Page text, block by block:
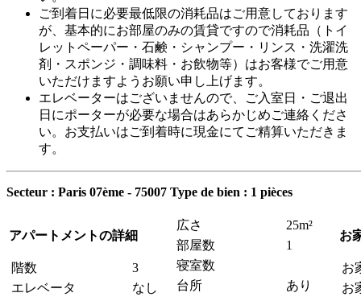
ご到着日に必要最低限の消耗品はご用意しております
が、基本的にお部屋のみの賃貸ですので消耗品（トイ
レットペーパー・石鹸・シャンプー・リンス・洗濯洗
剤・スポンジ・調味料・お飲物等）はお客様でご用意
いただけますようお願い申し上げます。
エレベーターはございませんので、ご入室日・ご退出
日にポーターが必要な場合はあらかじめご連絡くださ
い。お支払いはご到着時に現金にてご精算いただきま
す。
Secteur : Paris 07ème - 75007 Type de bien : 1 pièces
アパートメントの詳細
階数
3
エレベータ
なし
広さ
25m²
部屋数
1
寝室数
台所
あり
お
お
お